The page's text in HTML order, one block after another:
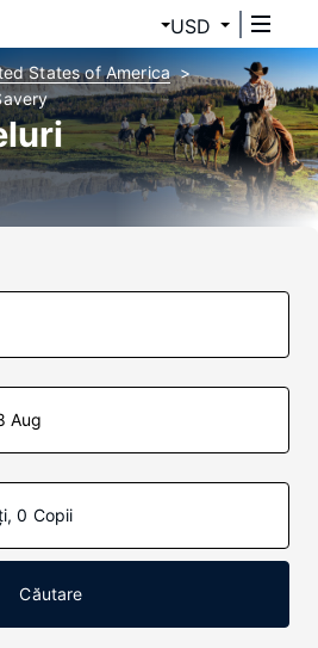
USD
States of America
Aug
0 Copii
Căutare